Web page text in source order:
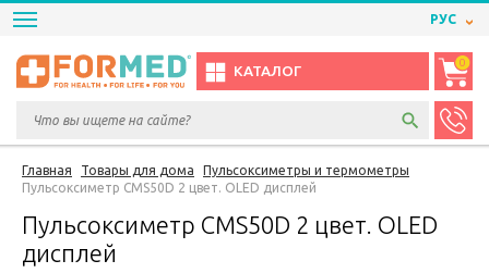
РУС
КАТАЛОГ
0
Главная Товары для дома
Пульсоксиметры и термометры
Пульсоксиметр CMS50D 2 цвет. OLED дисплей
Пульсоксиметр CMS50D 2 цвет. OLED
дисплей